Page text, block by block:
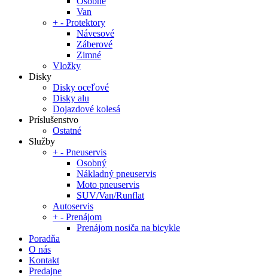
Van
+ - Protektory
Návesové
Záberové
Zimné
Vložky
Disky
Disky oceľové
Disky alu
Dojazdové kolesá
Príslušenstvo
Ostatné
Služby
+ - Pneuservis
Osobný
Nákladný pneuservis
Moto pneuservis
SUV/Van/Runflat
Autoservis
+ - Prenájom
Prenájom nosiča na bicykle
Poradňa
O nás
Kontakt
Predajne